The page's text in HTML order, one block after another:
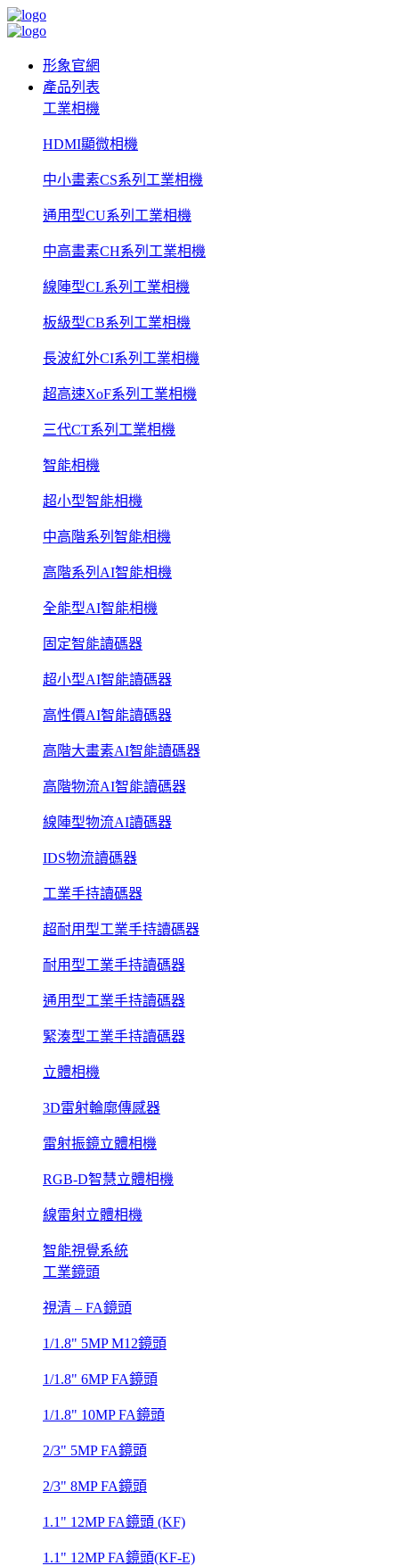
形象官網
產品列表
工業相機
HDMI顯微相機
中小畫素CS系列工業相機
通用型CU系列工業相機
中高畫素CH系列工業相機
線陣型CL系列工業相機
板級型CB系列工業相機
長波紅外CI系列工業相機
超高速XoF系列工業相機
三代CT系列工業相機
智能相機
超小型智能相機
中高階系列智能相機
高階系列AI智能相機
全能型AI智能相機
固定智能讀碼器
超小型AI智能讀碼器
高性價AI智能讀碼器
高階大畫素AI智能讀碼器
高階物流AI智能讀碼器
線陣型物流AI讀碼器
IDS物流讀碼器
工業手持讀碼器
超耐用型工業手持讀碼器
耐用型工業手持讀碼器
通用型工業手持讀碼器
緊湊型工業手持讀碼器
立體相機
3D雷射輪廓傳感器
雷射振鏡立體相機
RGB-D智慧立體相機
線雷射立體相機
智能視覺系統
工業鏡頭
視清 – FA鏡頭
1/1.8" 5MP M12鏡頭
1/1.8" 6MP FA鏡頭
1/1.8" 10MP FA鏡頭
2/3" 5MP FA鏡頭
2/3" 8MP FA鏡頭
1.1" 12MP FA鏡頭 (KF)
1.1" 12MP FA鏡頭(KF-E)